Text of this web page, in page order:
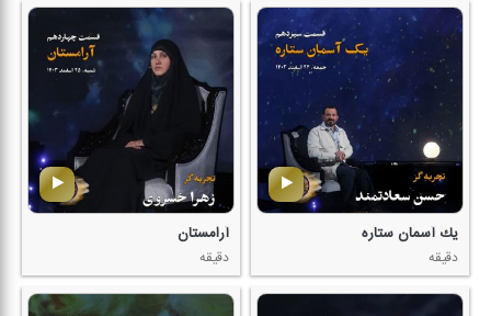
یك آسمان ستاره
دقیقه
آرامستان
دقیقه